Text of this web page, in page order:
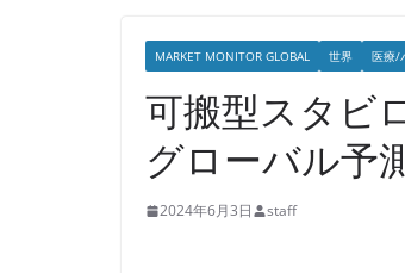
MARKET MONITOR GLOBAL 世界 医療/
可搬型スタビ
グローバル予
2024年6月3日 staff